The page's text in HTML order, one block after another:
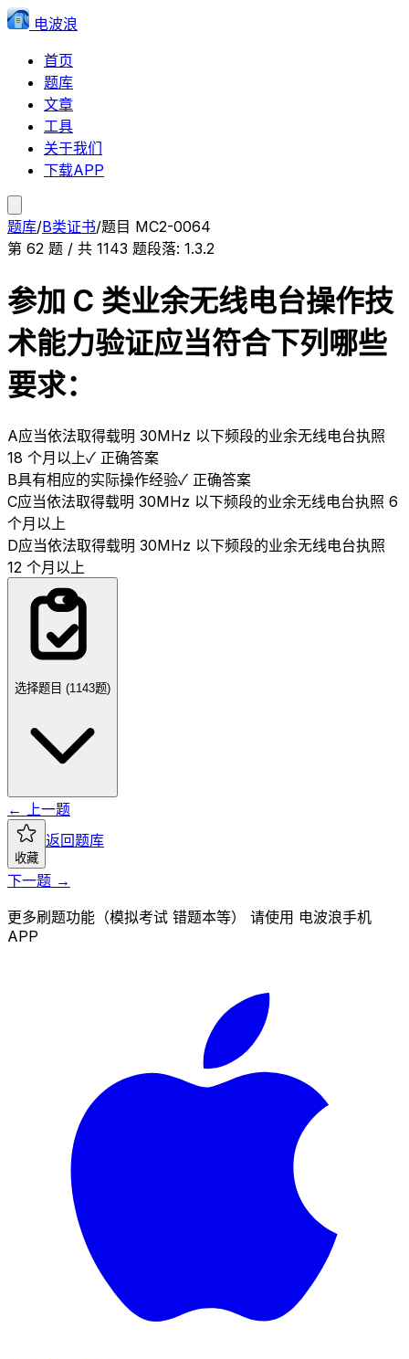
电波浪
首页
题库
文章
工具
关于我们
下载APP
题库/B类证书/题目 MC2-0064
第 62 题 / 共 1143 题段落: 1.3.2
参加 C 类业余无线电台操作技
术能力验证应当符合下列哪些
要求：
A应当依法取得载明 30MHz 以下频段的业余无线电台执照
18 个月以上✓ 正确答案
B具有相应的实际操作经验✓ 正确答案
C应当依法取得载明 30MHz 以下频段的业余无线电台执照 6
个月以上
D应当依法取得载明 30MHz 以下频段的业余无线电台执照
12 个月以上
选择题目 (1143题)
← 上一题
收藏
返回题库
下一题 →
更多刷题功能（模拟考试 错题本等） 请使用 电波浪手机
APP